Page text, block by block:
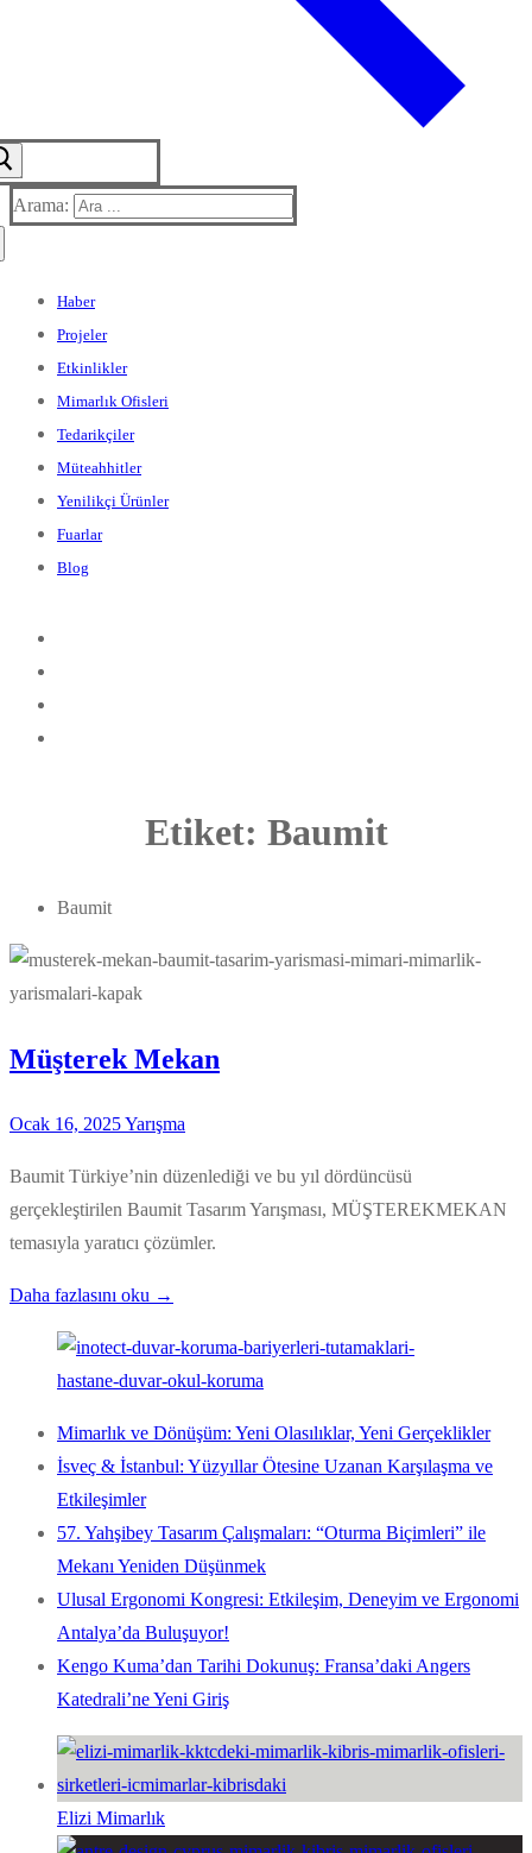
Arama:
Haber
Projeler
Etkinlikler
Mimarlık Ofisleri
Tedarikçiler
Müteahhitler
Yenilikçi Ürünler
Fuarlar
Blog
Etiket: Baumit
Baumit
Müşterek Mekan
Ocak 16, 2025Yarışma
Baumit Türkiye’nin düzenlediği ve bu yıl dördüncüsü
gerçekleştirilen Baumit Tasarım Yarışması, MÜŞTEREKMEKAN
temasıyla yaratıcı çözümler.
Daha fazlasını oku →
Mimarlık ve Dönüşüm: Yeni Olasılıklar, Yeni Gerçeklikler
İsveç & İstanbul: Yüzyıllar Ötesine Uzanan Karşılaşma ve
Etkileşimler
57. Yahşibey Tasarım Çalışmaları: “Oturma Biçimleri” ile
Mekanı Yeniden Düşünmek
Ulusal Ergonomi Kongresi: Etkileşim, Deneyim ve Ergonomi
Antalya’da Buluşuyor!
Kengo Kuma’dan Tarihi Dokunuş: Fransa’daki Angers
Katedrali’ne Yeni Giriş
Elizi Mimarlık